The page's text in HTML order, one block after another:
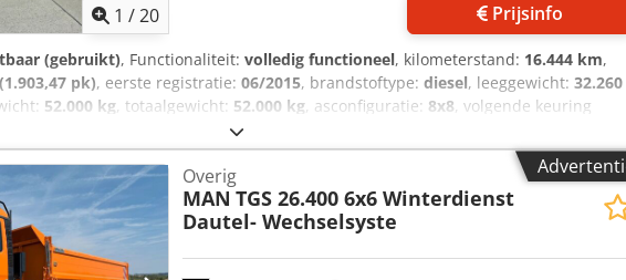
1 /20 Prijsinfo
(gebruikt), Functionaliteit: volledig functioneel, kilometerstand: 16.444 km,
pk), eerste registratie: 06/2015, brandstoftype: diesel, leeggewicht: 32.260
52.000 kg, totaalgewicht: 52.000 kg, asconfiguratie: 8x8, volgende keuring
, soort overbrenging:
, aantal zitplaatsen:3, totale lengte:12.300 mm, totale breedte:3.000 mm, totale
2015, bedrijfsturen:1.563 h
, Uitrusting:
airconditioning, bekrachtigde besturing, extra koplampen,
onderhoudshistorie, vrachtwagenregistratie
, Twee 700 pk VOLVO-
Dcodjxy Nb Ujpfx Aa Ijk Lijst met extra uitrusting, zie bij de foto's!
Overig
MAN TGS 26.400 6x6 Winterdienst
Dautel- Wechselsyste